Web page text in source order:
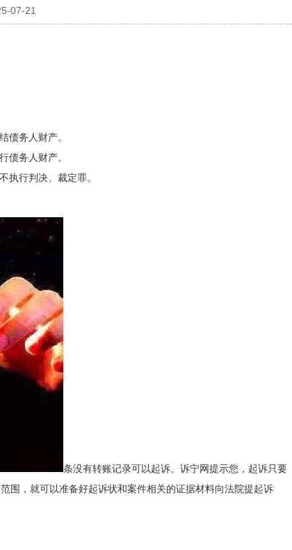
07-21
务人财产。
务人财产。
行判决、裁定罪。
条没有转账记录可以起诉。诉宁网提示您，起诉只要
围，就可以准备好起诉状和案件相关的证据材料向法院提起诉